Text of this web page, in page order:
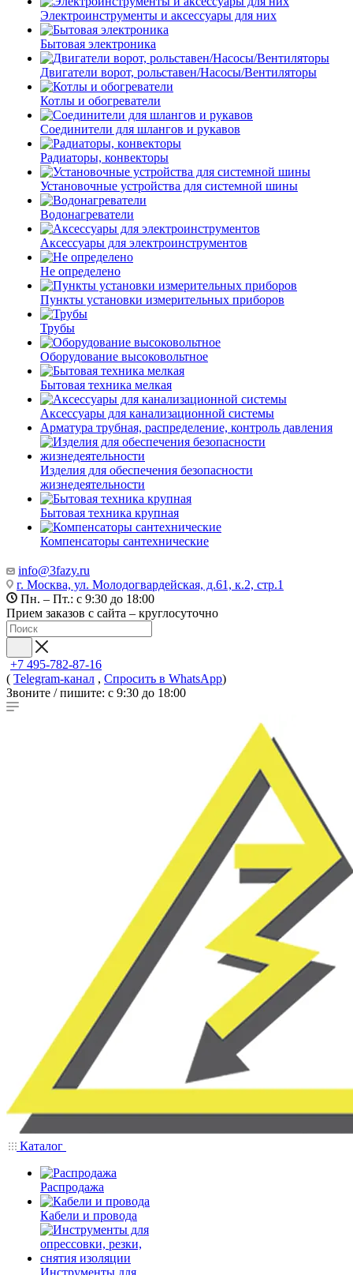
Электроинструменты и аксессуары для них
Бытовая электроника
Двигатели ворот, рольставен/Насосы/Вентиляторы
Котлы и обогреватели
Соединители для шлангов и рукавов
Радиаторы, конвекторы
Установочные устройства для системной шины
Водонагреватели
Аксессуары для электроинструментов
Не определено
Пункты установки измерительных приборов
Трубы
Оборудование высоковольтное
Бытовая техника мелкая
Аксессуары для канализационной системы
Арматура трубная, распределение, контроль давления
Изделия для обеспечения безопасности
жизнедеятельности
Бытовая техника крупная
Компенсаторы сантехнические
info@3fazy.ru
г. Москва, ул. Молодогвардейская, д.61, к.2, стр.1
Пн. – Пт.: с 9:30 до 18:00
Прием заказов с сайта – круглосуточно
+7 495-782-87-16
( Telegram-канал , Спросить в WhatsApp)
Звоните / пишите: с 9:30 до 18:00
Каталог
Распродажа
Кабели и провода
Инструменты для